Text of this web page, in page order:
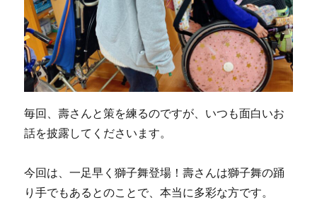
毎回、壽さんと策を練るのですが、いつも面白いお
話を披露してくださいます。
今回は、一足早く獅子舞登場！壽さんは獅子舞の踊
り手でもあるとのことで、本当に多彩な方です。